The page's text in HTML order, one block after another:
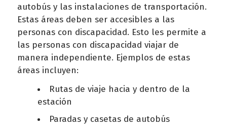
autobús y las instalaciones de transportación.
Estas áreas deben ser accesibles a las
personas con discapacidad. Esto les permite a
las personas con discapacidad viajar de
manera independiente. Ejemplos de estas
áreas incluyen:
Rutas de viaje hacia y dentro de la
estación
Paradas y casetas de autobús